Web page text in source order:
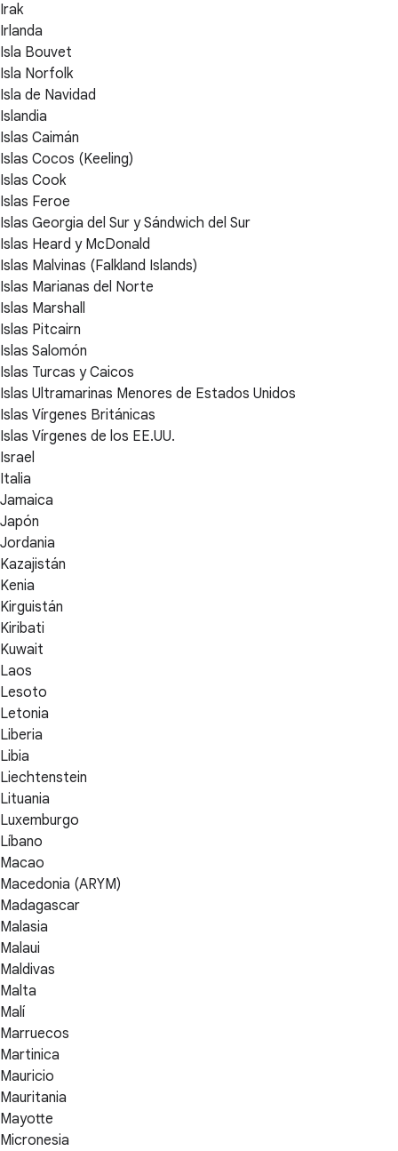
Irak
Irlanda
Isla Bouvet
Isla Norfolk
Isla de Navidad
Islandia
Islas Caimán
Islas Cocos (Keeling)
Islas Cook
Islas Feroe
Islas Georgia del Sur y Sándwich del Sur
Islas Heard y McDonald
Islas Malvinas (Falkland Islands)
Islas Marianas del Norte
Islas Marshall
Islas Pitcairn
Islas Salomón
Islas Turcas y Caicos
Islas Ultramarinas Menores de Estados Unidos
Islas Vírgenes Británicas
Islas Vírgenes de los EE.UU.
Israel
Italia
Jamaica
Japón
Jordania
Kazajistán
Kenia
Kirguistán
Kiribati
Kuwait
Laos
Lesoto
Letonia
Liberia
Libia
Liechtenstein
Lituania
Luxemburgo
Líbano
Macao
Macedonia (ARYM)
Madagascar
Malasia
Malaui
Maldivas
Malta
Malí
Marruecos
Martinica
Mauricio
Mauritania
Mayotte
Micronesia